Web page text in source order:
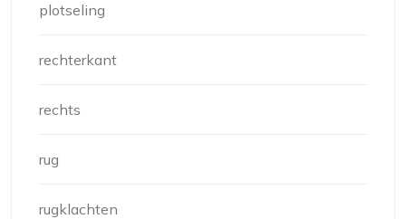
plotseling
rechterkant
rechts
rug
rugklachten